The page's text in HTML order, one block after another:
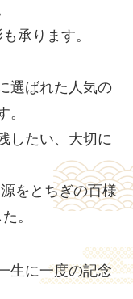
承ります。
選ばれた人気の
。
したい、大切に
をとちぎの百様
。
生に一度の記念